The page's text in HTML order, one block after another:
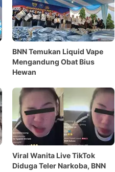
BNN Temukan Liquid Vape
Mengandung Obat Bius
Hewan
Viral Wanita Live TikTok
Diduga Teler Narkoba, BNN